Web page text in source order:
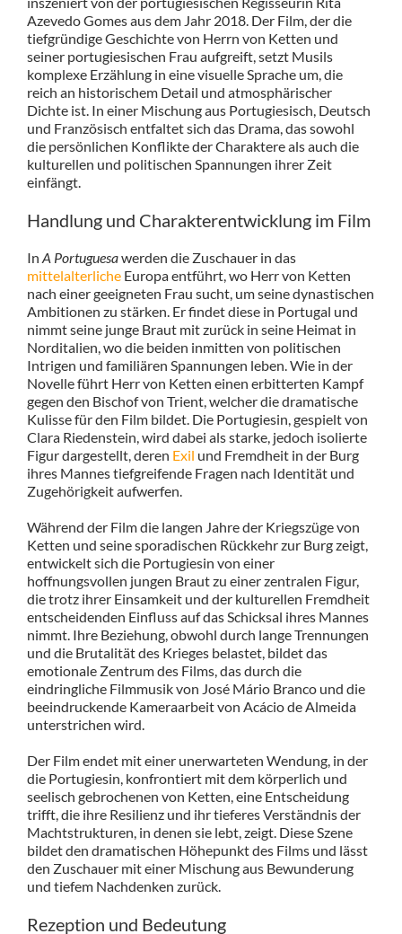
Azevedo Gomes aus dem Jahr 2018. Der Film, der die
tiefgründige Geschichte von Herrn von Ketten und
seiner portugiesischen Frau aufgreift, setzt Musils
komplexe Erzählung in eine visuelle Sprache um, die
reich an historischem Detail und atmosphärischer
Dichte ist. In einer Mischung aus Portugiesisch, Deutsch
und Französisch entfaltet sich das Drama, das sowohl
die persönlichen Konflikte der Charaktere als auch die
kulturellen und politischen Spannungen ihrer Zeit
einfängt.
Handlung und Charakterentwicklung im Film
In A Portuguesawerden die Zuschauer in das
mittelalterlicheEuropa entführt, wo Herr von Ketten
nach einer geeigneten Frau sucht, um seine dynastischen
Ambitionen zu stärken. Er findet diese in Portugal und
nimmt seine junge Braut mit zurück in seine Heimat in
Norditalien, wo die beiden inmitten von politischen
Intrigen und familiären Spannungen leben. Wie in der
Novelle führt Herr von Ketten einen erbitterten Kampf
gegen den Bischof von Trient, welcher die dramatische
Kulisse für den Film bildet. Die Portugiesin, gespielt von
Clara Riedenstein, wird dabei als starke, jedoch isolierte
Figur dargestellt, deren Exil und Fremdheit in der Burg
ihres Mannes tiefgreifende Fragen nach Identität und
Zugehörigkeit aufwerfen.
Während der Film die langen Jahre der Kriegszüge von
Ketten und seine sporadischen Rückkehr zur Burg zeigt,
entwickelt sich die Portugiesin von einer
hoffnungsvollen jungen Braut zu einer zentralen Figur,
die trotz ihrer Einsamkeit und der kulturellen Fremdheit
entscheidenden Einfluss auf das Schicksal ihres Mannes
nimmt. Ihre Beziehung, obwohl durch lange Trennungen
und die Brutalität des Krieges belastet, bildet das
emotionale Zentrum des Films, das durch die
eindringliche Filmmusik von José Mário Branco und die
beeindruckende Kameraarbeit von Acácio de Almeida
unterstrichen wird.
Der Film endet mit einer unerwarteten Wendung, in der
die Portugiesin, konfrontiert mit dem körperlich und
seelisch gebrochenen von Ketten, eine Entscheidung
trifft, die ihre Resilienz und ihr tieferes Verständnis der
Machtstrukturen, in denen sie lebt, zeigt. Diese Szene
bildet den dramatischen Höhepunkt des Films und lässt
den Zuschauer mit einer Mischung aus Bewunderung
und tiefem Nachdenken zurück.
Rezeption und Bedeutung